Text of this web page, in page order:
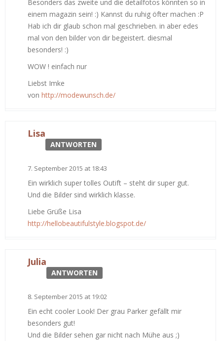
Besonders das zweite und die detailfotos könnten so in
einem magazin sein! :) Kannst du ruhig öfter machen :P
Hab ich dir glaub schon mal geschrieben. in aber edes
mal von den bilder von dir begeistert. diesmal
besonders! :)
WOW ! einfach nur
Liebst Imke
von http://modewunsch.de/
Lisa
ANTWORTEN
7. September 2015 at 18:43
Ein wirklich super tolles Outift – steht dir super gut.
Und die Bilder sind wirklich klasse.
Liebe Grüße Lisa
http://hellobeautifulstyle.blogspot.de/
Julia
ANTWORTEN
8. September 2015 at 19:02
Ein echt cooler Look! Der grau Parker gefällt mir
besonders gut!
Und die Bilder sehen gar nicht nach Mühe aus ;)